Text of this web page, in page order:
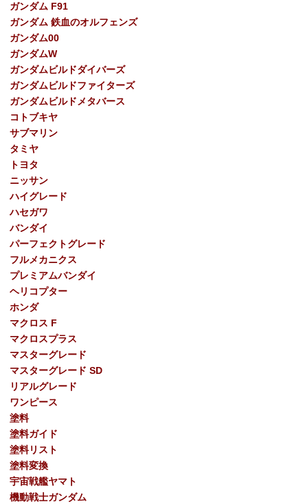
ガンダム F91
ガンダム 鉄血のオルフェンズ
ガンダム00
ガンダムW
ガンダムビルドダイバーズ
ガンダムビルドファイターズ
ガンダムビルドメタバース
コトブキヤ
サブマリン
タミヤ
トヨタ
ニッサン
ハイグレード
ハセガワ
バンダイ
パーフェクトグレード
フルメカニクス
プレミアムバンダイ
ヘリコプター
ホンダ
マクロス F
マクロスプラス
マスターグレード
マスターグレード SD
リアルグレード
ワンピース
塗料
塗料ガイド
塗料リスト
塗料変換
宇宙戦艦ヤマト
機動戦士ガンダム